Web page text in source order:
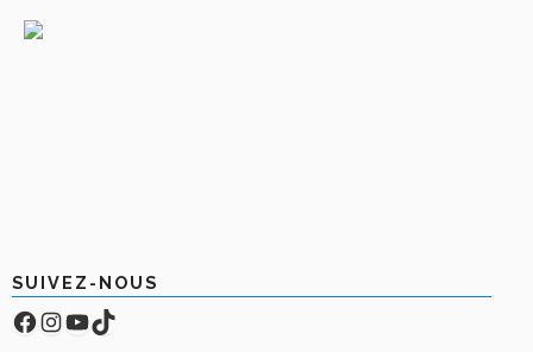
SUIVEZ-NOUS
Facebook
Compte Instagram
YouTube
TikTok